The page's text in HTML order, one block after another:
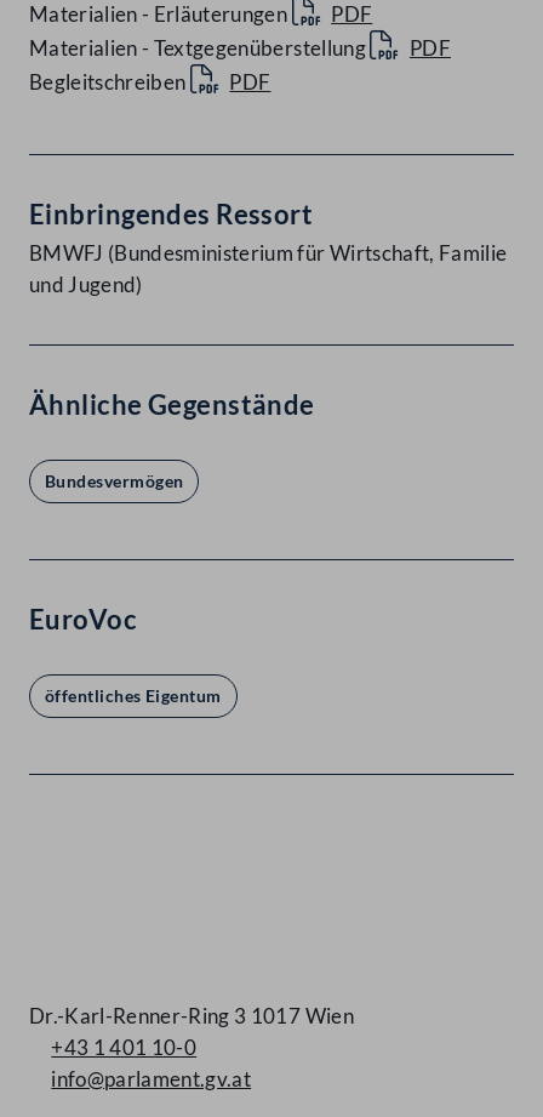
Materialien - Erläuterungen
PDF
Materialien - Textgegenüberstellung
PDF
Begleitschreiben
PDF
Einbringendes Ressort
BMWFJ (Bundesministerium für Wirtschaft, Familie
und Jugend)
Ähnliche Gegenstände
Bundesvermögen
EuroVoc
öffentliches Eigentum
Dr.-Karl-Renner-Ring 3 1017 Wien
+43 1 401 10-0
info@parlament.gv.at